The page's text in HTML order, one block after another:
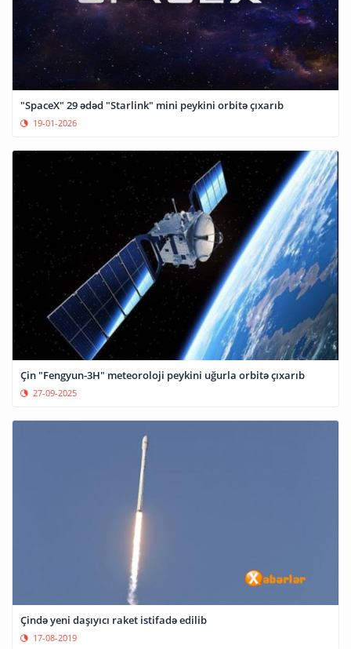
"SpaceX" 29 ədəd "Starlink" mini peykini orbitə çıxarıb
19-01-2026
Çin "Fengyun-3H" meteoroloji peykini uğurla orbitə çıxarıb
27-09-2025
Çində yeni daşıyıcı raket istifadə edilib
17-08-2019